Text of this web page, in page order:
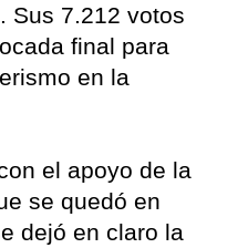
Sus 7.212 votos
final para
en la
el apoyo de la
se quedó en
dejó en claro la